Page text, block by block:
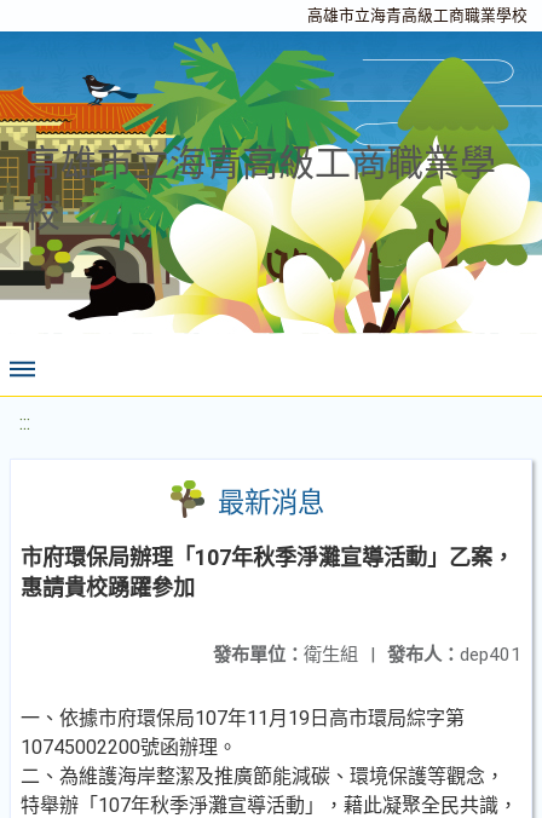
高雄市立海青高級工商職業學校
高雄市立海青高級工商職業學
校
:::
最新消息
市府環保局辦理「107年秋季淨灘宣導活動」乙案，
惠請貴校踴躍參加
發布人： dep401
發布單位： 衛生組 |
一、依據市府環保局107年11月19日高市環局綜字第
10745002200號函辦理。
二、為維護海岸整潔及推廣節能減碳、環境保護等觀念，
特舉辦「107年秋季淨灘宣導活動」，藉此凝聚全民共識，